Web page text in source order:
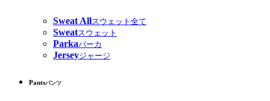
Sweat Allスウェット全て
Sweatスウェット
Parkaパーカ
Jerseyジャージ
Pantsパンツ